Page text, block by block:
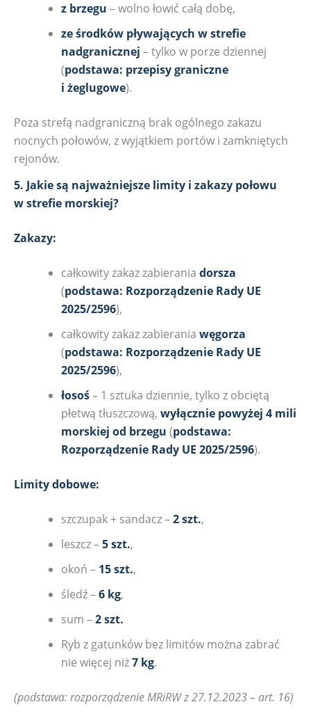
z brzegu – wolno łowić całą dobę,
ze środków pływających w strefie
nadgranicznej – tylko w porze dziennej
(podstawa: przepisy graniczne
i żeglugowe).
Poza strefą nadgraniczną brak ogólnego zakazu
nocnych połowów, z wyjątkiem portów i zamkniętych
rejonów.
5. Jakie są najważniejsze limity i zakazy połowu
w strefie morskiej?
Zakazy:
całkowity zakaz zabierania dorsza
(podstawa: Rozporządzenie Rady UE
2025/2596),
całkowity zakaz zabierania węgorza
(podstawa: Rozporządzenie Rady UE
2025/2596),
łosoś– 1 sztuka dziennie, tylko z obciętą
płetwą tłuszczową, wyłącznie powyżej 4 mili
morskiej od brzegu (podstawa:
Rozporządzenie Rady UE 2025/2596).
Limity dobowe:
szczupak + sandacz –2 szt.,
leszcz –5 szt.,
okoń – 15 szt.,
śledź –6 kg,
sum –2 szt.
Ryb z gatunków bez limitów można zabrać
nie więcej niż7 kg.
(podstawa: rozporządzenie MRiRW z 27.12.2023 – art. 16)